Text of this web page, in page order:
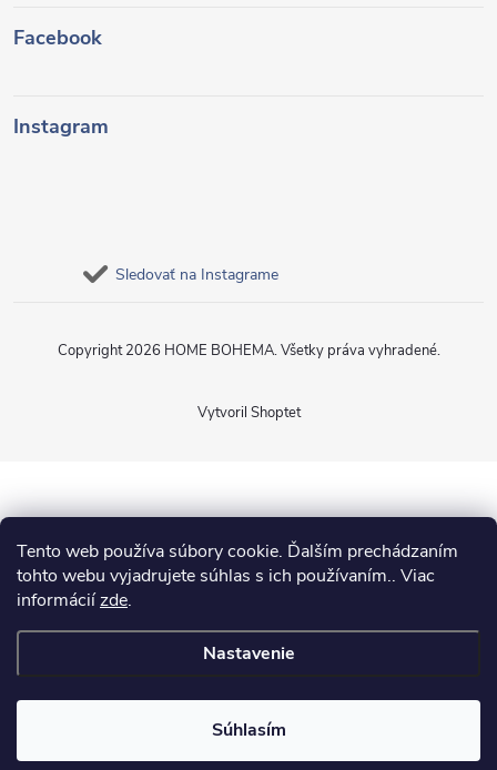
Tento web používa súbory cookie. Ďalším prechádzaním
tohto webu vyjadrujete súhlas s ich používaním.. Viac
informáciízde.
Nastavenie
Súhlasím
Facebook
Instagram
Sledovať na Instagrame
Vytvoril Shoptet
Copyright 2026 HOME BOHEMA. Všetky práva vyhradené.